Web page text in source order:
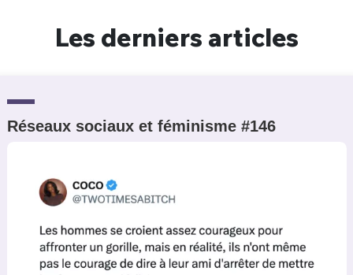
Les derniers articles
Réseaux sociaux et féminisme #146
Un Thread